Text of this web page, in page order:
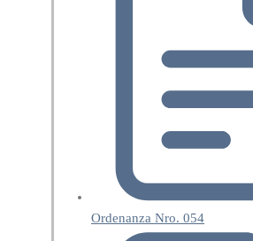
Ordenanza Nro. 054